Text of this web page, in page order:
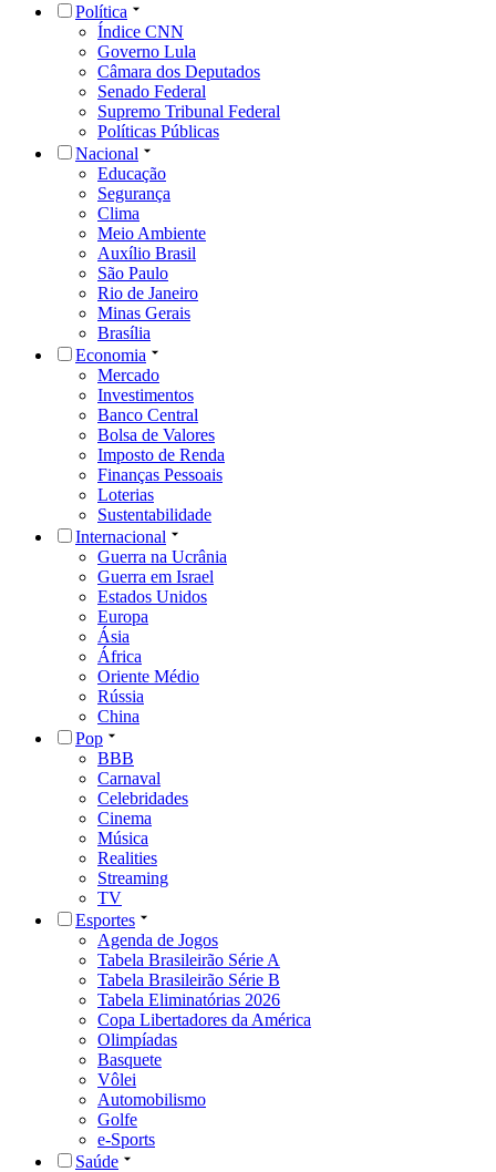
Política
Índice CNN
Governo Lula
Câmara dos Deputados
Senado Federal
Supremo Tribunal Federal
Políticas Públicas
Nacional
Educação
Segurança
Clima
Meio Ambiente
Auxílio Brasil
São Paulo
Rio de Janeiro
Minas Gerais
Brasília
Economia
Mercado
Investimentos
Banco Central
Bolsa de Valores
Imposto de Renda
Finanças Pessoais
Loterias
Sustentabilidade
Internacional
Guerra na Ucrânia
Guerra em Israel
Estados Unidos
Europa
Ásia
África
Oriente Médio
Rússia
China
Pop
BBB
Carnaval
Celebridades
Cinema
Música
Realities
Streaming
TV
Esportes
Agenda de Jogos
Tabela Brasileirão Série A
Tabela Brasileirão Série B
Tabela Eliminatórias 2026
Copa Libertadores da América
Olimpíadas
Basquete
Vôlei
Automobilismo
Golfe
e-Sports
Saúde